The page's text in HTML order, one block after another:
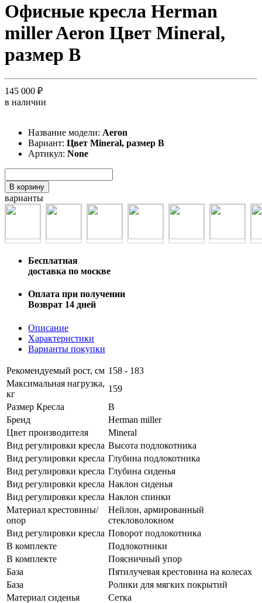
Офисные кресла Herman
miller Aeron Цвет Mineral,
размер B
145 000 ₽
в наличии
Название модели: Aeron
Вариант: Цвет Mineral, размер B
Артикул: None
В корзину
варианты
Бесплатная
доставка по москве
Оплата при получении
Возврат 14 дней
Описание
Характеристики
Варианты покупки
Рекомендуемый рост, см 158 - 183
Максимальная нагрузка,
кг
159
Размер Кресла
B
Бренд
Herman miller
Цвет производителя
Mineral
Вид регулировки кресла Высота подлокотника
Вид регулировки кресла Глубина подлокотника
Вид регулировки кресла Глубина сиденья
Вид регулировки кресла Наклон сиденья
Вид регулировки кресла Наклон спинки
Материал крестовины/
опор
Нейлон, армированный
стекловолокном
Вид регулировки кресла Поворот подлокотника
В комплекте
Подлокотники
В комплекте
Поясничный упор
База
Пятилучевая крестовина на колесах
База
Ролики для мягких покрытий
Материал сиденья
Сетка